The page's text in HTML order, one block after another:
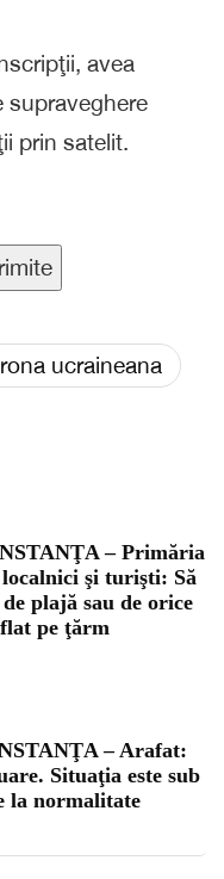
avea
supraveghere
prin satelit.
ucraineana
– Primăria
şi turişti: Să
plajă sau de orice
pe ţărm
– Arafat:
Situaţia este sub
la normalitate